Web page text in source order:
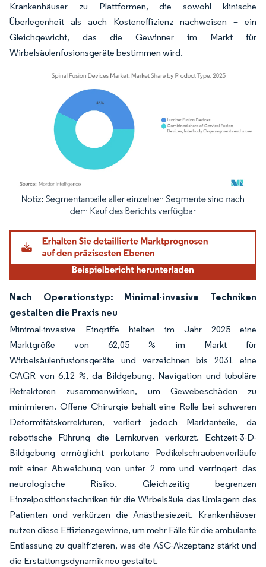
Krankenhäuser zu Plattformen, die sowohl klinische
Überlegenheit als auch Kosteneffizienz nachweisen – ein
Gleichgewicht, das die Gewinner im Markt für
Wirbelsäulenfusionsgeräte bestimmen wird.
Bild © Mordor Intelligence. Wiederverwendung erfordert Namensnennung
Nach Operationstyp: Minimal-invasive Techniken
gestalten die Praxis neu
Minimal-invasive Eingriffe hielten im Jahr 2025 eine
Marktgröße von 62,05 % im Markt für
Wirbelsäulenfusionsgeräte und verzeichnen bis 2031 eine
CAGR von 6,12 %, da Bildgebung, Navigation und tubuläre
Retraktoren zusammenwirken, um Gewebeschäden zu
minimieren. Offene Chirurgie behält eine Rolle bei schweren
Deformitätskorrekturen, verliert jedoch Marktanteile, da
robotische Führung die Lernkurven verkürzt. Echtzeit-3-D-
Bildgebung ermöglicht perkutane Pedikelschraubenverläufe
mit einer Abweichung von unter 2 mm und verringert das
neurologische Risiko. Gleichzeitig begrenzen
Einzelpositionstechniken für die Wirbelsäule das Umlagern des
Patienten und verkürzen die Anästhesiezeit. Krankenhäuser
nutzen diese Effizienzgewinne, um mehr Fälle für die ambulante
Entlassung zu qualifizieren, was die ASC-Akzeptanz stärkt und
die Erstattungsdynamik neu gestaltet.